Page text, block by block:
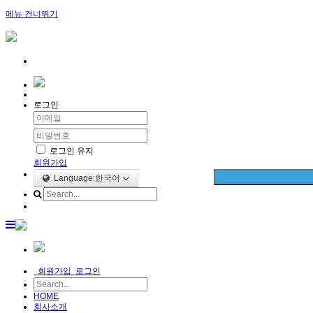
메뉴 건너뛰기
로그인
로그인 유지
회원가입
Language:한국어
회원가입 로그인
HOME
회사소개